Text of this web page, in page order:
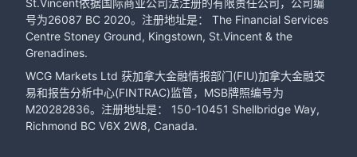
St.Vincent依据国际商业公司法注册的有限责任公司，公司编
号为26087 BC 2020。注册地址是： The Financial Services
Centre Stoney Ground, Kingstown, St.Vincent & the
Grenadines.
WCG Markets Ltd 获加拿大金融情报部门(FIU)加拿大金融交
易和报告分析中心(FINTRAC)监管，MSB牌照编号为
M20282836。注册地址是： 150-10451 Shellbridge Way,
Richmond BC V6X 2W8, Canada.